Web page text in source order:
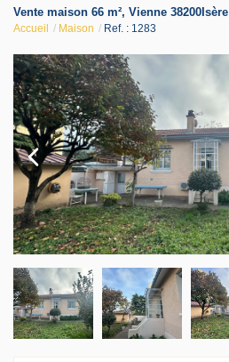
Gestion
Nos agences
Estimation
Contact
Accès clients
Vente maison 66 m², Vienne 38200Isère
Accueil Maison Ref. : 1283